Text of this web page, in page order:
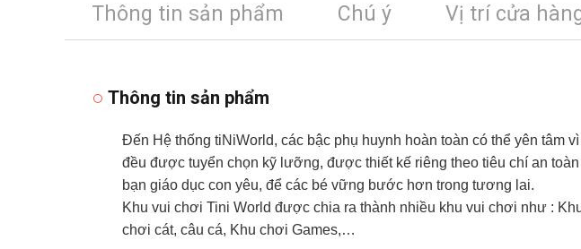
Thông tin sản phẩm Chú ý Vị trí cửa
Thông tin sản phẩm
Đến Hệ thống tiNiWorld, các bậc phụ huynh hoàn toàn có thể yên tâm
đều được tuyển chọn kỹ lưỡng, được thiết kế riêng theo tiêu chí an
bạn giáo dục con yêu, để các bé vững bước hơn trong tương lai.
Khu vui chơi Tini World được chia ra thành nhiều khu vui chơi như :
chơi cát, câu cá, Khu chơi Games,…